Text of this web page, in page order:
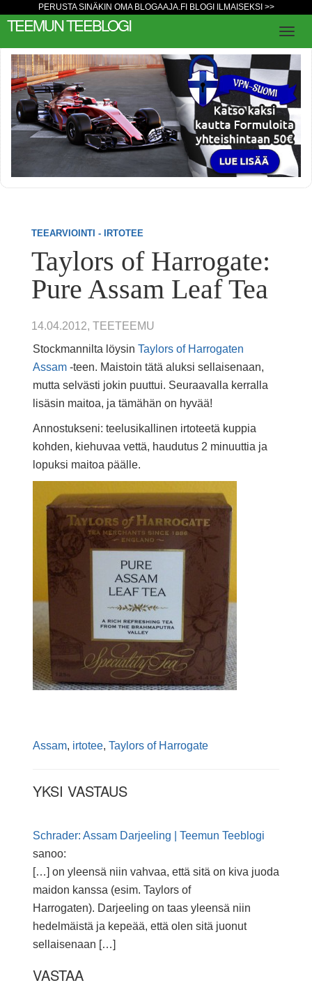
PERUSTA SINÄKIN OMA BLOGAAJA.FI BLOGI ILMAISEKSI >>
TEEMUN TEEBLOGI
TEEARVIOINTI - IRTOTEE
Taylors of Harrogate:
Pure Assam Leaf Tea
14.04.2012, TEETEEMU
Stockmannilta löysin Taylors of Harrogaten
Assam-teen. Maistoin tätä aluksi sellaisenaan,
mutta selvästi jokin puuttui. Seuraavalla kerralla
lisäsin maitoa, ja tämähän on hyvää!
Annostukseni: teelusikallinen irtoteetä kuppia
kohden, kiehuvaa vettä, haudutus 2 minuuttia ja
lopuksi maitoa päälle.
Assam, irtotee, Taylors of Harrogate
YKSI VASTAUS
Schrader: Assam Darjeeling | Teemun Teeblogi
sanoo:
[…] on yleensä niin vahvaa, että sitä on kiva juoda
maidon kanssa (esim. Taylors of
Harrogaten). Darjeeling on taas yleensä niin
hedelmäistä ja kepeää, että olen sitä juonut
sellaisenaan […]
VASTAA